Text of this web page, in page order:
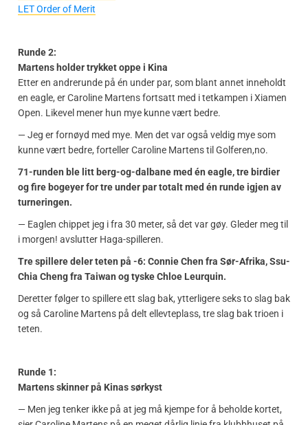
LET Order of Merit
Runde 2:
Martens holder trykket oppe i Kina
Etter en andrerunde på én under par, som blant annet inneholdt
en eagle, er Caroline Martens fortsatt med i tetkampen i Xiamen
Open. Likevel mener hun mye kunne vært bedre.
— Jeg er fornøyd med mye. Men det var også veldig mye som
kunne vært bedre, forteller Caroline Martens til Golferen,no.
71-runden ble litt berg-og-dalbane med én eagle, tre birdier
og fire bogeyer for tre under par totalt med én runde igjen av
turneringen.
— Eaglen chippet jeg i fra 30 meter, så det var gøy. Gleder meg til
i morgen! avslutter Haga-spilleren.
Tre spillere deler teten på -6: Connie Chen fra Sør-Afrika, Ssu-
Chia Cheng fra Taiwan og tyske Chloe Leurquin.
Deretter følger to spillere ett slag bak, ytterligere seks to slag bak
og så Caroline Martens på delt ellevteplass, tre slag bak trioen i
teten.
Runde 1:
Martens skinner på Kinas sørkyst
— Men jeg tenker ikke på at jeg må kjempe for å beholde kortet,